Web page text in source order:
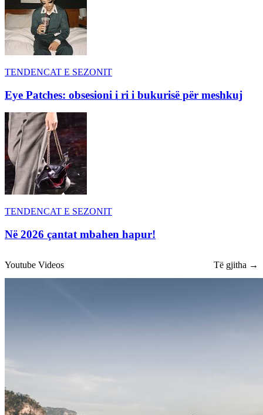
TENDENCAT E SEZONIT
Eye Patches: obsesioni i ri i bukurisë për meshkuj
TENDENCAT E SEZONIT
Në 2026 çantat mbahen hapur!
Youtube Videos Të gjitha →